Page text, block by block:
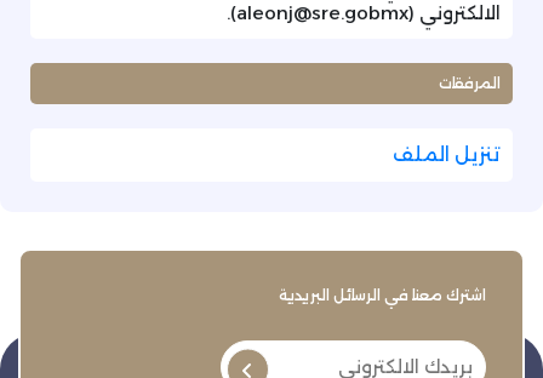
الالكتروني (aleonj@sre.gobmx).
المرفقات
تنزيل الملف
اشترك معنا في الرسائل البريدية